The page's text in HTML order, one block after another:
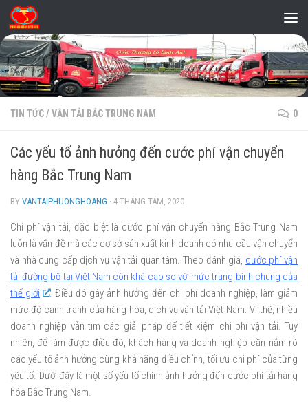
Skip to content
TIN TỨC/ VẬN TẢI BẮC TRUNG NAM 0
Các yếu tố ảnh hưởng đến cước phí vận chuyển
hàng Bắc Trung Nam
BY VANTAIPHUONGHOANG · 4 THÁNG TÁM, 2020
Chi phí vận tải, đặc biệt là cước phí vận chuyển hàng Bắc Trung Nam
luôn là vấn đề mà các cơ sở sản xuất kinh doanh có nhu cầu vận chuyển
và nhà cung cấp dịch vụ vận tải quan tâm. Theo đánh giá, cước phí vận
tải đường bộ tại Việt Nam còn khá cao so với mức trung bình chung của
thế giới
. Điều đó gây ảnh hưởng đến chi phí doanh nghiệp, làm giảm
mức độ cạnh tranh của hàng hóa, dịch vụ vận tải Việt Nam. Vì thế, nhiều
doanh nghiệp vẫn tìm các giải pháp để tiết kiệm chi phí vận tải. Tuy
nhiên, để làm được điều đó, khách hàng và doanh nghiệp cần nắm rõ
các yếu tố ảnh hưởng cùng khả năng điều chỉnh, tối ưu chi phí của từng
yếu tố. Dưới đây là một số yếu tố chính ảnh hưởng đến cước phí tải hàng
hóa Bắc Trung Nam.